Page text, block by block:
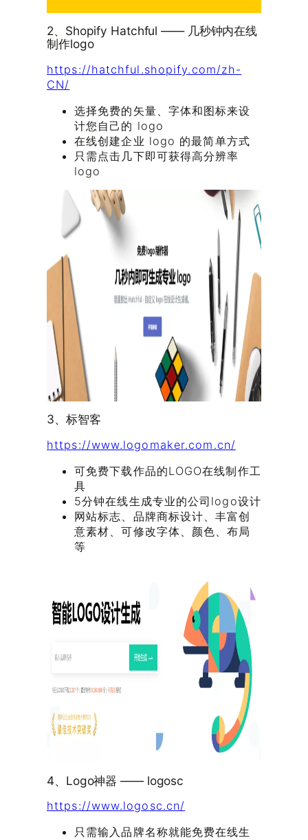
2、Shopify Hatchful —— 几秒钟内在线
制作logo
https://hatchful.shopify.com/zh-
CN/
选择免费的矢量、字体和图标来设
计您自己的 logo
在线创建企业 logo 的最简单方式
只需点击几下即可获得高分辨率
logo
3、标智客
https://www.logomaker.com.cn/
可免费下载作品的LOGO在线制作工
具
5分钟在线生成专业的公司logo设计
网站标志、品牌商标设计、丰富创
意素材、可修改字体、颜色、布局
等
4、Logo神器 —— logosc
https://www.logosc.cn/
只需输入品牌名称就能免费在线生